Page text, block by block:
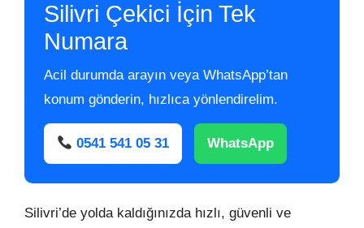
Silivri Çekici İçin Tek
Numara
Acil durumda arayın veya WhatsApp’tan
konum gönderin, hızlıca yönlendirelim.
0541 541 05 31 WhatsApp
Silivri’de yolda kaldığınızda hızlı, güvenli ve